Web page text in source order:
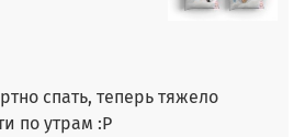
спать, теперь тяжело
по утрам :Р